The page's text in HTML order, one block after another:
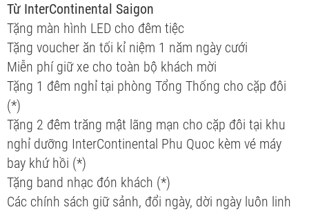
Từ InterContinental Saigon
Tặng màn hình LED cho đêm tiệc
Tặng voucher ăn tối kỉ niệm 1 năm ngày cưới
Miễn phí giữ xe cho toàn bộ khách mời
Tặng 1 đêm nghỉ tại phòng Tổng Thống cho cặp đôi
(*)
Tặng 2 đêm trăng mật lãng mạn cho cặp đôi tại khu
nghỉ dưỡng InterContinental Phu Quoc kèm vé máy
bay khứ hồi (*)
Tặng band nhạc đón khách (*)
Các chính sách giữ sảnh, đổi ngày, dời ngày luôn linh